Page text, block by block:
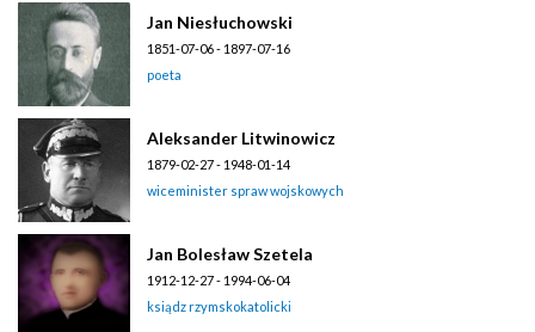
Jan Niesłuchowski
1851-07-06 - 1897-07-16
poeta
Aleksander Litwinowicz
1879-02-27 - 1948-01-14
wiceminister spraw wojskowych
Jan Bolesław Szetela
1912-12-27 - 1994-06-04
ksiądz rzymskokatolicki